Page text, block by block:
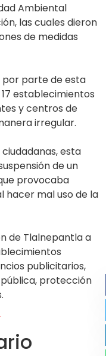
Ambiental
las cuales dieron
de medidas
por parte de esta
establecimientos
y centros de
irregular.
esta
de un
provocaba
hacer mal uso de la
de Tlalnepantla a
publicitarios,
protección